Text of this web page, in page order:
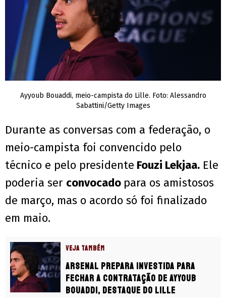
Ayyoub Bouaddi, meio-campista do Lille. Foto: Alessandro
Sabattini/Getty Images
Durante as conversas com a federação, o
meio-campista foi convencido pelo
técnico e pelo presidente Fouzi Lekjaa. Ele
poderia ser convocado para os amistosos
de março, mas o acordo só foi finalizado
em maio.
VEJA TAMBÉM
Arsenal prepara investida para
fechar a contratação de Ayyoub
Bouaddi, destaque do Lille